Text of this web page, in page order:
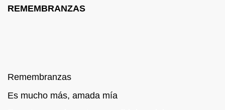
REMEMBRANZAS
Remembranzas
Es mucho más, amada mía